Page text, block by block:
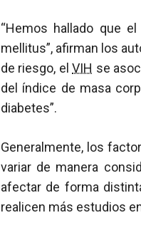
“Hemos hallado que el
mellitus”, afirman los
de riesgo, elVIH se
del índice de masa
diabetes”.
Generalmente, los
variar de manera
afectar de forma
realicen más estudios